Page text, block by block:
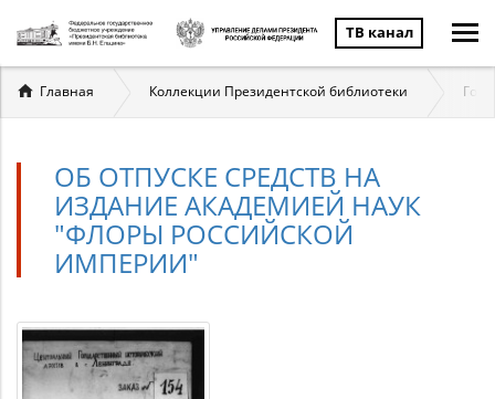
ТВ канал
Вы
здесь
Главная Коллекции Президентской библиотеки
ОБ ОТПУСКЕ СРЕДСТВ НА
ИЗДАНИЕ АКАДЕМИЕЙ НАУК
"ФЛОРЫ РОССИЙСКОЙ
ИМПЕРИИ"